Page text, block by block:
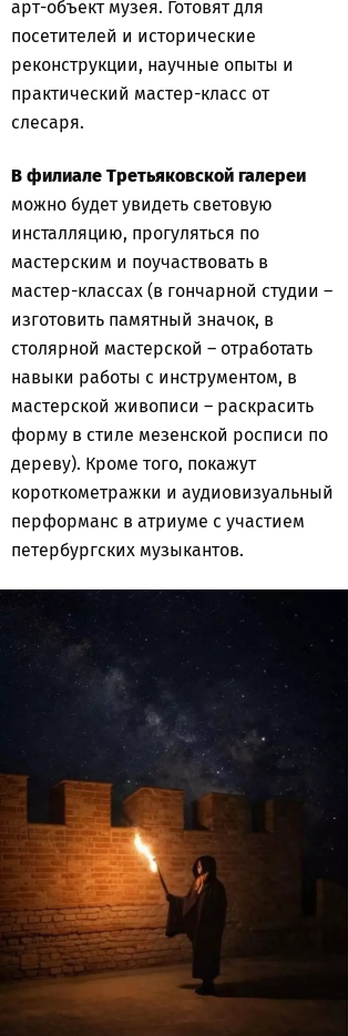
арт-объект музея. Готовят для
посетителей и исторические
реконструкции, научные опыты и
практический мастер-класс от
слесаря.
В филиале Третьяковской галереи
можно будет увидеть световую
инсталляцию, прогуляться по
мастерским и поучаствовать в
мастер-классах (в гончарной студии –
изготовить памятный значок, в
столярной мастерской – отработать
навыки работы с инструментом, в
мастерской живописи – раскрасить
форму в стиле мезенской росписи по
дереву). Кроме того, покажут
короткометражки и аудиовизуальный
перформанс в атриуме с участием
петербургских музыкантов.